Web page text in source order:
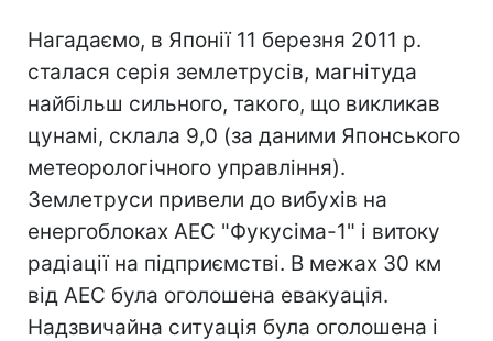
Нагадаємо, в Японії 11 березня 2011 р.
сталася серія землетрусів, магнітуда
найбільш сильного, такого, що викликав
цунамі, склала 9,0 (за даними Японського
метеорологічного управління).
Землетруси привели до вибухів на
енергоблоках АЕС "Фукусіма-1" і витоку
радіації на підприємстві. В межах 30 км
від АЕС була оголошена евакуація.
Надзвичайна ситуація була оголошена і